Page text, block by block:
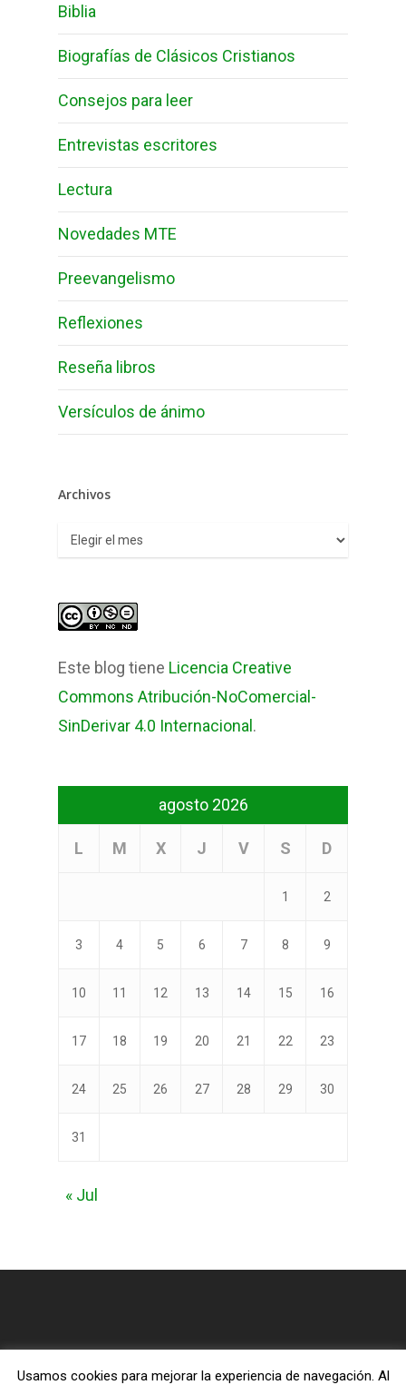
Biblia
Biografías de Clásicos Cristianos
Consejos para leer
Entrevistas escritores
Lectura
Novedades MTE
Preevangelismo
Reflexiones
Reseña libros
Versículos de ánimo
Archivos
Archivos
Este blog tiene Licencia Creative
Commons Atribución-NoComercial-
SinDerivar 4.0 Internacional.
agosto 2026
L M X J V S D
1 2
3 4 5 6 7 8 9
10 11 12 13 14 15 16
17 18 19 20 21 22 23
24 25 26 27 28 29 30
31
« Jul
Usamos cookies para mejorar la experiencia de navegación. Al